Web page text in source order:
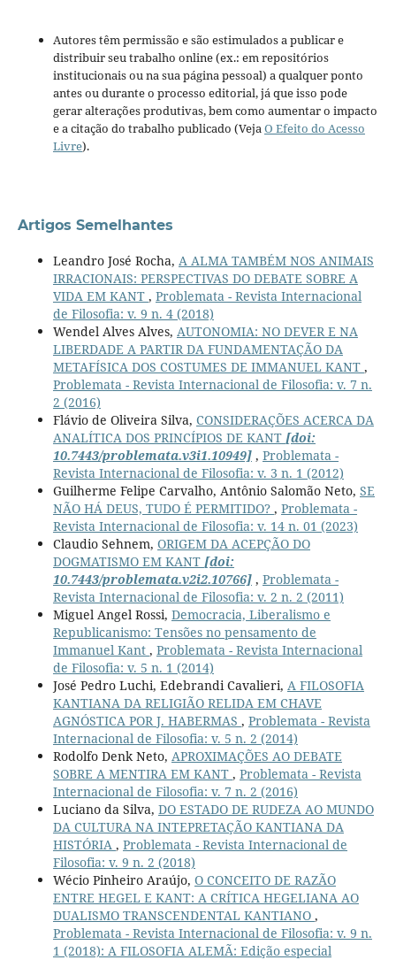
Autores têm permissão e são estimulados a publicar e
distribuir seu trabalho online (ex.: em repositórios
institucionais ou na sua página pessoal) a qualquer ponto
antes ou durante o processo editorial, já que isso pode
gerar alterações produtivas, bem como aumentar o impacto
e a citação do trabalho publicado (VejaO Efeito do Acesso
Livre).
Artigos Semelhantes
Leandro José Rocha, A ALMA TAMBÉM NOS ANIMAIS
IRRACIONAIS: PERSPECTIVAS DO DEBATE SOBRE A
VIDA EM KANT , Problemata - Revista Internacional
de Filosofia: v. 9 n. 4 (2018)
Wendel Alves Alves, AUTONOMIA: NO DEVER E NA
LIBERDADE A PARTIR DA FUNDAMENTAÇÃO DA
METAFÍSICA DOS COSTUMES DE IMMANUEL KANT ,
Problemata - Revista Internacional de Filosofia: v. 7 n.
2 (2016)
Flávio de Oliveira Silva, CONSIDERAÇÕES ACERCA DA
ANALÍTICA DOS PRINCÍPIOS DE KANT [doi:
10.7443/problemata.v3i1.10949], Problemata -
Revista Internacional de Filosofia: v. 3 n. 1 (2012)
Guilherme Felipe Carvalho, Antônio Salomão Neto, SE
NÃO HÁ DEUS, TUDO É PERMITIDO? , Problemata -
Revista Internacional de Filosofia: v. 14 n. 01 (2023)
Claudio Sehnem, ORIGEM DA ACEPÇÃO DO
DOGMATISMO EM KANT [doi:
10.7443/problemata.v2i2.10766], Problemata -
Revista Internacional de Filosofia: v. 2 n. 2 (2011)
Miguel Angel Rossi, Democracia, Liberalismo e
Republicanismo: Tensões no pensamento de
Immanuel Kant , Problemata - Revista Internacional
de Filosofia: v. 5 n. 1 (2014)
José Pedro Luchi, Edebrandi Cavalieri, A FILOSOFIA
KANTIANA DA RELIGIÃO RELIDA EM CHAVE
AGNÓSTICA POR J. HABERMAS , Problemata - Revista
Internacional de Filosofia: v. 5 n. 2 (2014)
Rodolfo Denk Neto, APROXIMAÇÕES AO DEBATE
SOBRE A MENTIRA EM KANT , Problemata - Revista
Internacional de Filosofia: v. 7 n. 2 (2016)
Luciano da Silva, DO ESTADO DE RUDEZA AO MUNDO
DA CULTURA NA INTEPRETAÇÃO KANTIANA DA
HISTÓRIA , Problemata - Revista Internacional de
Filosofia: v. 9 n. 2 (2018)
Wécio Pinheiro Araújo, O CONCEITO DE RAZÃO
ENTRE HEGEL E KANT: A CRÍTICA HEGELIANA AO
DUALISMO TRANSCENDENTAL KANTIANO ,
Problemata - Revista Internacional de Filosofia: v. 9 n.
1 (2018): A FILOSOFIA ALEMÃ: Edição especial